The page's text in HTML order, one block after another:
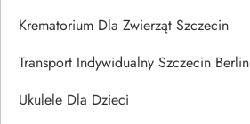
Krematorium Dla Zwierząt Szczecin
Transport Indywidualny Szczecin Berlin
Ukulele Dla Dzieci